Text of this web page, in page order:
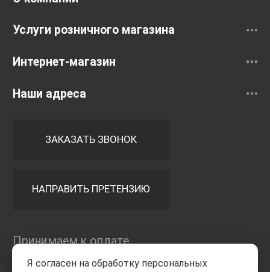
Услуги розничного магазина
Интернет-магазин
Наши адреса
ЗАКАЗАТЬ ЗВОНОК
НАПРАВИТЬ ПРЕТЕНЗИЮ
Принимаем к оплате
Я согласен на обработку персональных